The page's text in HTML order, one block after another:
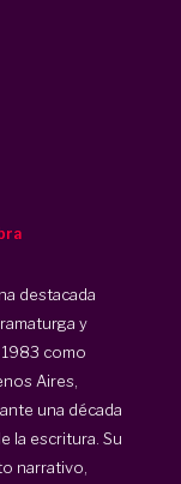
destacada
y
como
Aires,
una década
la escritura. Su
narrativo,